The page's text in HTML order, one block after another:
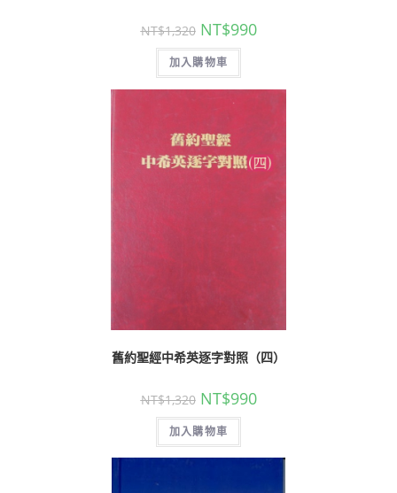
NT$1,320 NT$990
加入購物車
舊約聖經中希英逐字對照（四）
NT$1,320 NT$990
加入購物車